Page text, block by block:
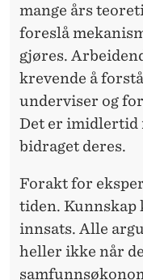
mange års
foreslå
gjøres.
krevende å
underviser og
Det er imidlertid
bidraget deres.
Forakt for
tiden. Kunnskap
innsats. Alle
heller ikke når